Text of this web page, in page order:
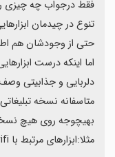
مثلا:ابزارهای مرتبط با wifi و...